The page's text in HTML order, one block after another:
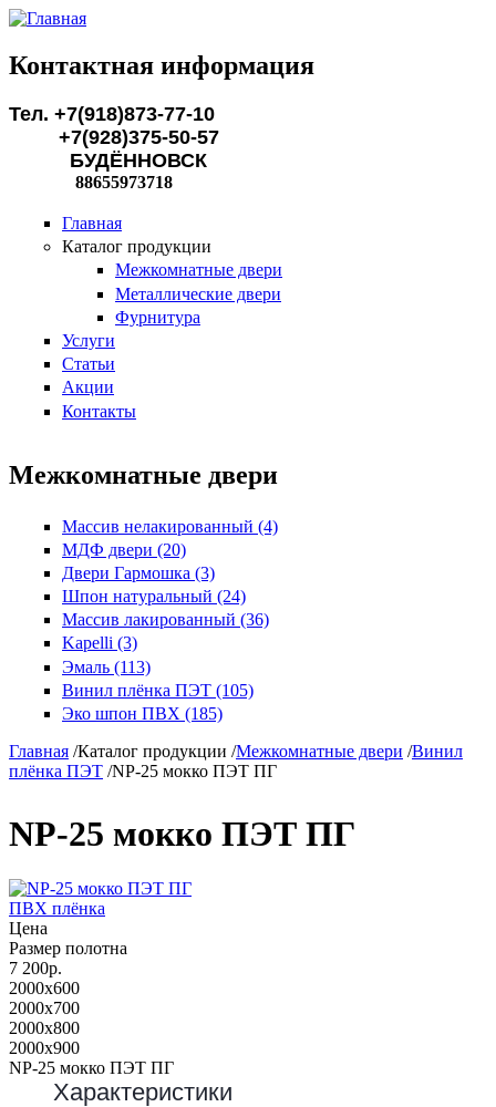
Перейти к основному содержанию
Контактная информация
Тел. +7(918)873-77-10
+7(928)375-50-57
БУДЁННОВСК
88655973718
Главная
Каталог продукции
Межкомнатные двери
Металлические двери
Фурнитура
Услуги
Статьи
Акции
Контакты
Межкомнатные двери
Массив нелакированный (4)
МДФ двери (20)
Двери Гармошка (3)
Шпон натуральный (24)
Массив лакированный (36)
Kapelli (3)
Эмаль (113)
Винил плёнка ПЭТ (105)
Эко шпон ПВХ (185)
Главная /Каталог продукции /Межкомнатные двери /Винил
плёнка ПЭТ /NP-25 мокко ПЭТ ПГ
NP-25 мокко ПЭТ ПГ
ПВХ плёнка
Цена
Размер полотна
7 200р.
2000x600
2000x700
2000x800
2000x900
NP-25 мокко ПЭТ ПГ
Характеристики